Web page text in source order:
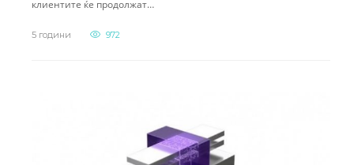
клиентите ќе продолжат…
5 години 972